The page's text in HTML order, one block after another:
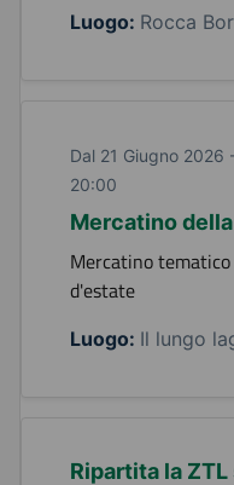
Luogo: Rocca
Dal 21 Giugno
20:00
Mercatino
Mercatino
d'estate
Luogo: Il lungo
Ripartita la